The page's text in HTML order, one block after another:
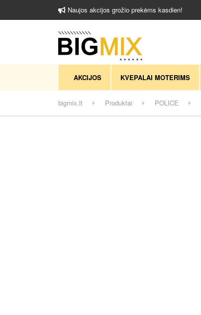
Naujos akcijos grožio prekėms kasdien!
AKCIJOS KVEPALAI MOTERIMS
bigmix.lt Produktai POLICE